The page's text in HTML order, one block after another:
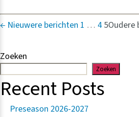
Berichten
paginering
← Nieuwere berichten 1 … 4 5Oudere
Zoeken
Zoeken
Recent Posts
Preseason 2026-2027